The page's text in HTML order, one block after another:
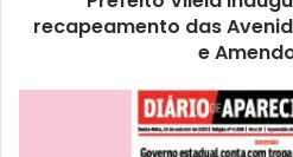
recapeamento das
e